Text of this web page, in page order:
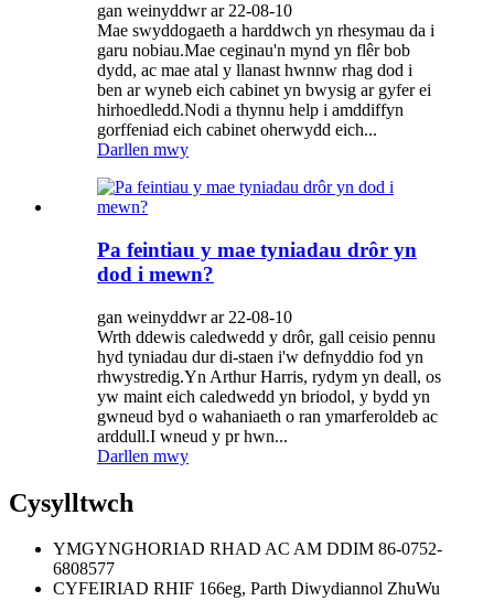
gan weinyddwr ar 22-08-10
Mae swyddogaeth a harddwch yn rhesymau da i
garu nobiau.Mae ceginau'n mynd yn flêr bob
dydd, ac mae atal y llanast hwnnw rhag dod i
ben ar wyneb eich cabinet yn bwysig ar gyfer ei
hirhoedledd.Nodi a thynnu help i amddiffyn
gorffeniad eich cabinet oherwydd eich...
Darllen mwy
Pa feintiau y mae tyniadau drôr yn
dod i mewn?
gan weinyddwr ar 22-08-10
Wrth ddewis caledwedd y drôr, gall ceisio pennu
hyd tyniadau dur di-staen i'w defnyddio fod yn
rhwystredig.Yn Arthur Harris, rydym yn deall, os
yw maint eich caledwedd yn briodol, y bydd yn
gwneud byd o wahaniaeth o ran ymarferoldeb ac
arddull.I wneud y pr hwn...
Darllen mwy
Cysylltwch
YMGYNGHORIAD RHAD AC AM DDIM 86-0752-
6808577
CYFEIRIAD RHIF 166eg, Parth Diwydiannol ZhuWu